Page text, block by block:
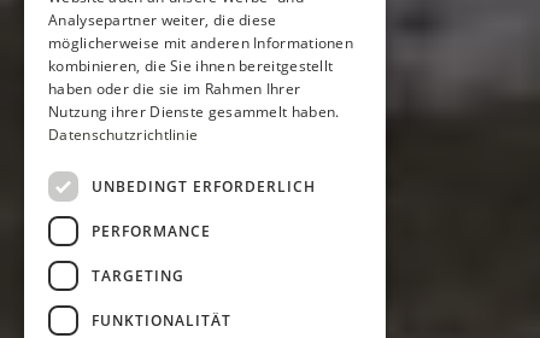
Analysepartner weiter, die diese
möglicherweise mit anderen Informationen
kombinieren, die Sie ihnen bereitgestellt
haben oder die sie im Rahmen Ihrer
Nutzung ihrer Dienste gesammelt haben.
Datenschutzrichtlinie
UNBEDINGT ERFORDERLICH
PERFORMANCE
TARGETING
FUNKTIONALITÄT